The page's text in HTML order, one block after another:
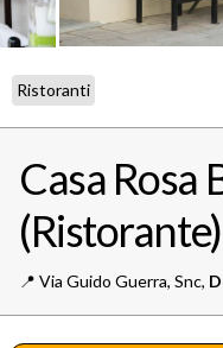
Ristoranti
Casa Rosa
(Ristorante)
📍️ Via Guido Guerra, Snc,